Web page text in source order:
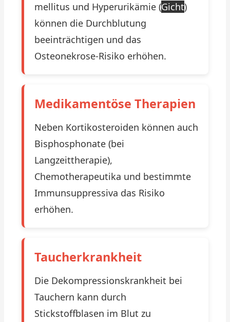
mellitus und Hyperurikämie (Gicht)
können die Durchblutung
beeinträchtigen und das
Osteonekrose-Risiko erhöhen.
Medikamentöse Therapien
Neben Kortikosteroiden können auch
Bisphosphonate (bei
Langzeittherapie),
Chemotherapeutika und bestimmte
Immunsuppressiva das Risiko
erhöhen.
Taucherkrankheit
Die Dekompressionskrankheit bei
Tauchern kann durch
Stickstoffblasen im Blut zu